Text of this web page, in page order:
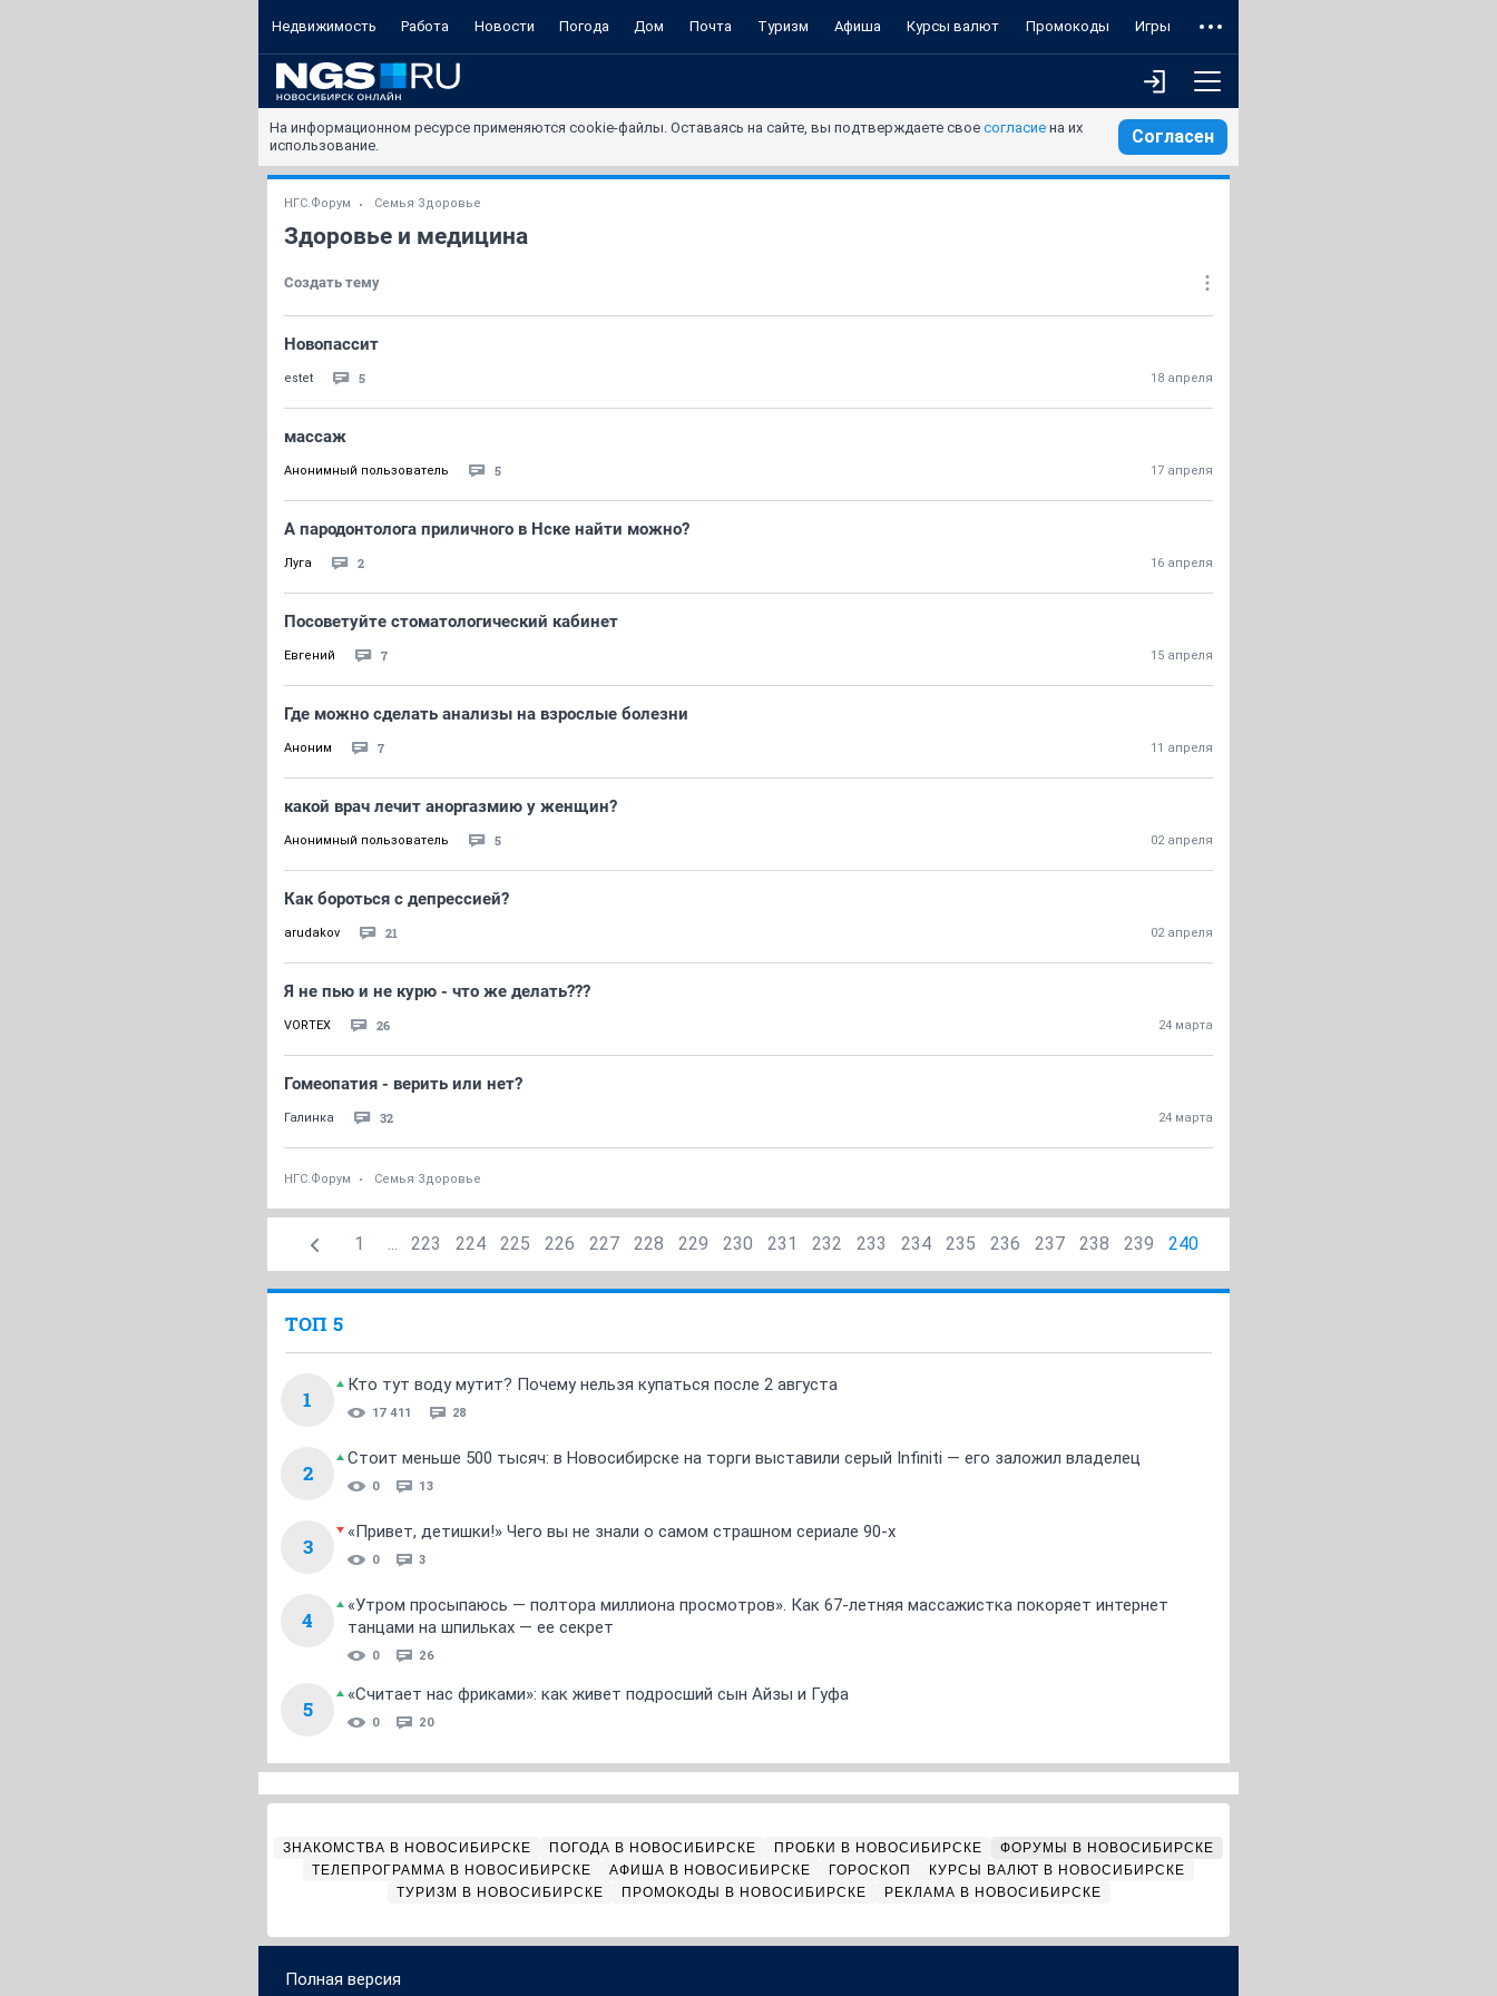
Недвижимость Работа Новости Погода Дом Почта Туризм Афиша Курсы валют Промокоды Игры
На информационном ресурсе применяются cookie-файлы. Оставаясь на сайте, вы подтверждаете свое согласие на их
использование.
Согласен
НГС.Форум Семья Здоровье
Здоровье и медицина
Создать тему
Новопассит
estet 5 18 апреля
массаж
Анонимный пользователь 5 17 апреля
А пародонтолога приличного в Нске найти можно?
Луга 2 16 апреля
Посоветуйте стоматологический кабинет
Евгений 7 15 апреля
Где можно сделать анализы на взрослые болезни
Аноним 7 11 апреля
какой врач лечит аноргазмию у женщин?
Анонимный пользователь 5 02 апреля
Как бороться с депрессией?
arudakov 21 02 апреля
Я не пью и не курю - что же делать???
VORTEX 26 24 марта
Гомеопатия - верить или нет?
Галинка 32 24 марта
НГС.Форум Семья Здоровье
1 ... 223 224 225 226 227 228 229 230 231 232 233 234 235 236 237 238 239 240
ТОП 5
1
Кто тут воду мутит? Почему нельзя купаться после 2 августа
17 411 28
2
Стоит меньше 500 тысяч: в Новосибирске на торги выставили серый Infiniti — его заложил владелец
0 13
3
«Привет, детишки!» Чего вы не знали о самом страшном сериале 90-х
0 3
4
«Утром просыпаюсь — полтора миллиона просмотров». Как 67-летняя массажистка покоряет интернет
танцами на шпильках — ее секрет
0 26
5
«Считает нас фриками»: как живет подросший сын Айзы и Гуфа
0 20
ЗНАКОМСТВА В НОВОСИБИРСКЕ ПОГОДА В НОВОСИБИРСКЕ ПРОБКИ В НОВОСИБИРСКЕ
ФОРУМЫ В НОВОСИБИРСКЕ
ТЕЛЕПРОГРАММА В НОВОСИБИРСКЕ
АФИША В НОВОСИБИРСКЕ ГОРОСКОП
КУРСЫ ВАЛЮТ В НОВОСИБИРСКЕ
ТУРИЗМ В НОВОСИБИРСКЕ
ПРОМОКОДЫ В НОВОСИБИРСКЕ РЕКЛАМА В НОВОСИБИРСКЕ
Полная версия